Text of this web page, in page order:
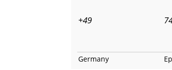
+49
Germany